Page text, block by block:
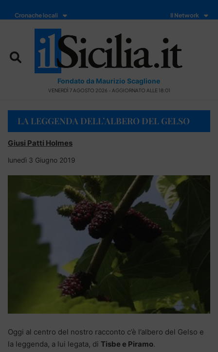
Cronache locali Il Network
Fondato da Maurizio Scaglione
VENERDÌ 7 AGOSTO 2026 - AGGIORNATO ALLE 18:01
LA LEGGENDA DELL’ALBERO DEL GELSO
Giusi Patti Holmes
lunedì 3 Giugno 2019
Oggi al centro del nostro racconto c’è l’albero del Gelso e
la leggenda, a lui legata, di Tisbe e Piramo.